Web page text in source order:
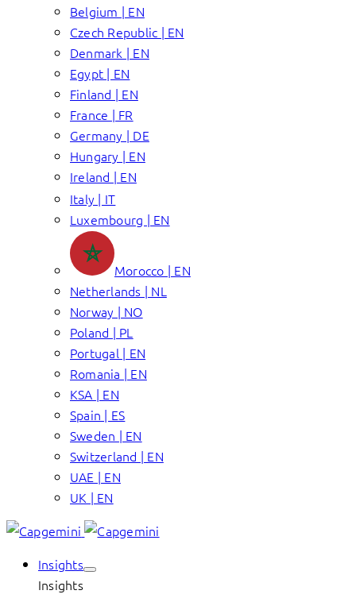
Belgium | EN
Czech Republic | EN
Denmark | EN
Egypt | EN
Finland | EN
France | FR
Germany | DE
Hungary | EN
Ireland | EN
Italy | IT
Luxembourg | EN
Morocco | EN
Netherlands | NL
Norway | NO
Poland | PL
Portugal | EN
Romania | EN
KSA | EN
Spain | ES
Sweden | EN
Switzerland | EN
UAE | EN
UK | EN
Insights
Insights